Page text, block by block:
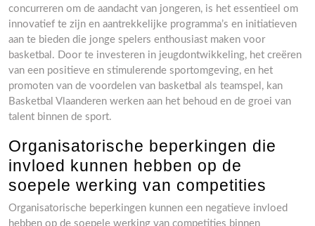
concurreren om de aandacht van jongeren, is het essentieel om
innovatief te zijn en aantrekkelijke programma’s en initiatieven
aan te bieden die jonge spelers enthousiast maken voor
basketbal. Door te investeren in jeugdontwikkeling, het creëren
van een positieve en stimulerende sportomgeving, en het
promoten van de voordelen van basketbal als teamspel, kan
Basketbal Vlaanderen werken aan het behoud en de groei van
talent binnen de sport.
Organisatorische beperkingen die
invloed kunnen hebben op de
soepele werking van competities
Organisatorische beperkingen kunnen een negatieve invloed
hebben op de soepele werking van competities binnen